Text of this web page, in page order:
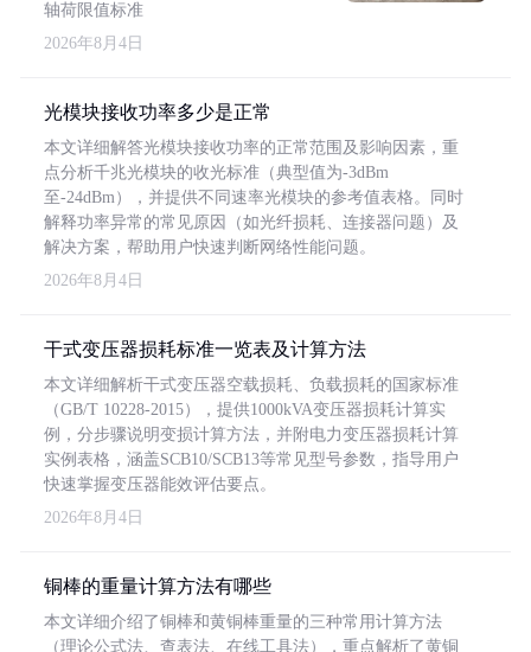
轴荷限值标准
2026年8月4日
光模块接收功率多少是正常
本文详细解答光模块接收功率的正常范围及影响因素，重
点分析千兆光模块的收光标准（典型值为-3dBm
至-24dBm），并提供不同速率光模块的参考值表格。同时
解释功率异常的常见原因（如光纤损耗、连接器问题）及
解决方案，帮助用户快速判断网络性能问题。
2026年8月4日
干式变压器损耗标准一览表及计算方法
本文详细解析干式变压器空载损耗、负载损耗的国家标准
（GB/T 10228-2015），提供1000kVA变压器损耗计算实
例，分步骤说明变损计算方法，并附电力变压器损耗计算
实例表格，涵盖SCB10/SCB13等常见型号参数，指导用户
快速掌握变压器能效评估要点。
2026年8月4日
铜棒的重量计算方法有哪些
本文详细介绍了铜棒和黄铜棒重量的三种常用计算方法
（理论公式法、查表法、在线工具法），重点解析了黄铜